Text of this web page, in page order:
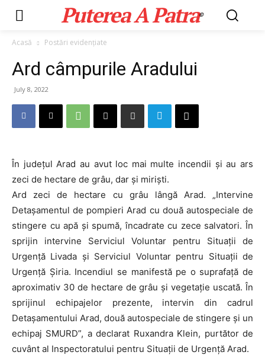
Puterea A Patra©
Acasă Postări evidențiate
Ard câmpurile Aradului
July 8, 2022
În județul Arad au avut loc mai multe incendii și au ars
zeci de hectare de grâu, dar și miriști.
Ard zeci de hectare cu grâu lângă Arad. „Intervine
Detașamentul de pompieri Arad cu două autospeciale de
stingere cu apă și spumă, încadrate cu zece salvatori. În
sprijin intervine Serviciul Voluntar pentru Situații de
Urgență Livada și Serviciul Voluntar pentru Situații de
Urgență Șiria. Incendiul se manifestă pe o suprafață de
aproximativ 30 de hectare de grâu și vegetație uscată. În
sprijinul echipajelor prezente, intervin din cadrul
Detașamentului Arad, două autospeciale de stingere și un
echipaj SMURD”, a declarat Ruxandra Klein, purtător de
cuvânt al Inspectoratului pentru Situații de Urgență Arad.